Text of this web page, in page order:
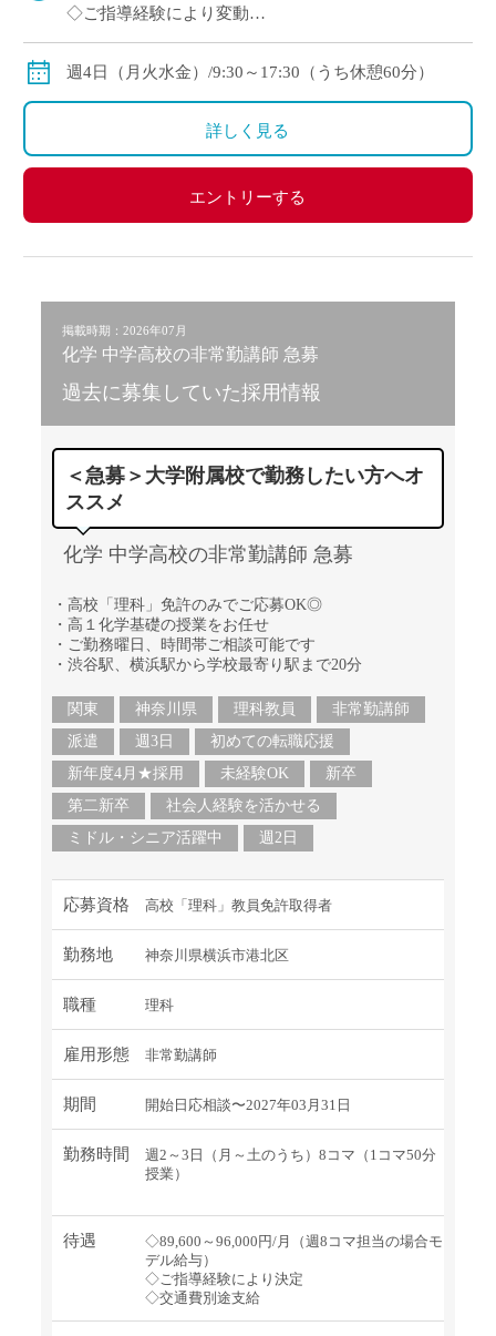
◇ご指導経験により変動
週4日（月火水金）/9:30～17:30（うち休憩60分）
詳しく見る
エントリーする
掲載時期：2026年07月
化学 中学高校の非常勤講師 急募
過去に募集していた採用情報
＜急募＞大学附属校で勤務したい方へオ
ススメ
化学 中学高校の非常勤講師 急募
・高校「理科」免許のみでご応募OK◎
・高１化学基礎の授業をお任せ
・ご勤務曜日、時間帯ご相談可能です
・渋谷駅、横浜駅から学校最寄り駅まで20分
関東 神奈川県 理科教員
非常勤講師
派遣
週3日
初めての転職応援
新年度4月★採用
未経験OK
新卒
第二新卒
社会人経験を活かせる
ミドル・シニア活躍中
週2日
応募資格 高校「理科」教員免許取得者
勤務地 神奈川県横浜市港北区
職種 理科
雇用形態 非常勤講師
期間 開始日応相談〜2027年03月31日
勤務時間
週2～3日（月～土のうち）8コマ（1コマ50分
授業）
待遇
◇89,600～96,000円/月（週8コマ担当の場合モ
デル給与）
◇ご指導経験により決定
◇交通費別途支給